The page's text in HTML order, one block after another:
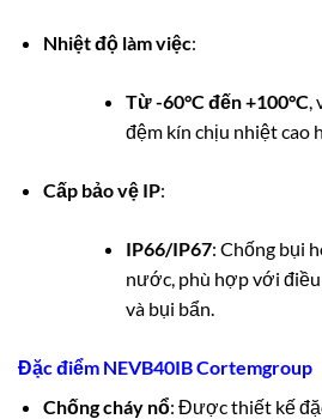
Nhiệt độ làm việc:
Từ -60°C đến +100°C,
đệm kín chịu nhiệt cao
Cấp bảo vệ IP:
IP66/IP67: Chống bụi
nước, phù hợp với
và bụi bẩn.
Đặc điểm NEVB40IB Cortemgroup
Chống cháy nổ: Được thiết kế